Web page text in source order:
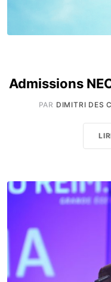
Admissions
PAR DIMITRI DES